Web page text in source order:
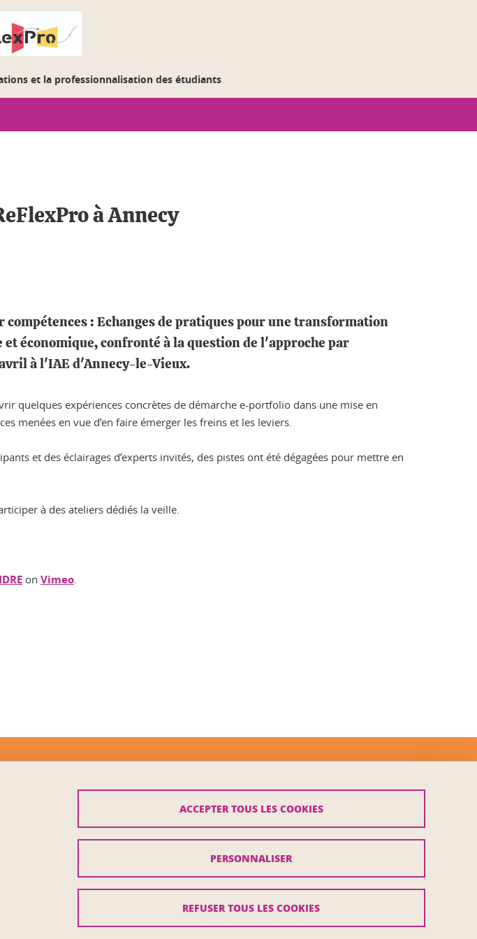
et la professionnalisation des étudiants
à Annecy
: Echanges de pratiques pour une transformation
économique, confronté à la question de l'approche par
à l'IAE d'Annecy-le-Vieux.
quelques expériences concrètes de démarche e-portfolio dans une mise en
menées en vue d’en faire émerger les freins et les leviers.
et des éclairages d’experts invités, des pistes ont été dégagées pour mettre en
à des ateliers dédiés la veille.
on Vimeo.
Mentions légales
Gestion des cookies
ACCEPTER TOUS LES COOKIES
REFUSER TOUS LES COOKIES
PERSONNALISER